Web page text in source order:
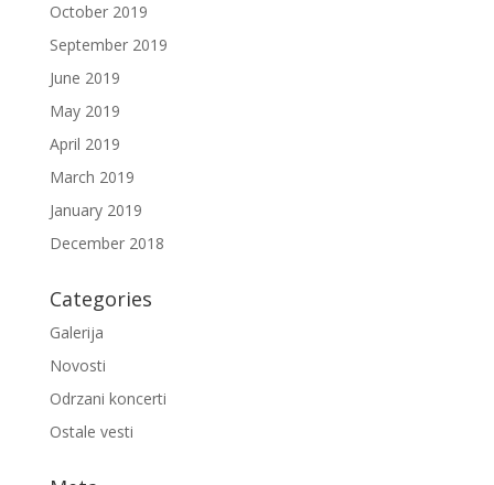
October 2019
September 2019
June 2019
May 2019
April 2019
March 2019
January 2019
December 2018
Categories
Galerija
Novosti
Odrzani koncerti
Ostale vesti